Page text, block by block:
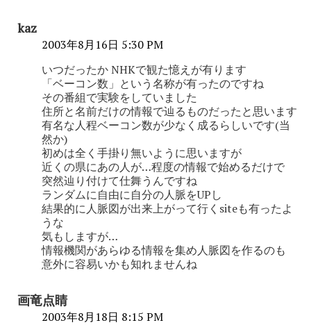
kaz
2003年8月16日 5:30 PM
いつだったか NHKで観た憶えが有ります
「ベーコン数」という名称が有ったのですね
その番組で実験をしていました
住所と名前だけの情報で辿るものだったと思います
有名な人程ベーコン数が少なく成るらしいです(当
然か)
初めは全く手掛り無いように思いますが
近くの県にあの人が…程度の情報で始めるだけで
突然辿り付けて仕舞うんですね
ランダムに自由に自分の人脈をUPし
結果的に人脈図が出来上がって行くsiteも有ったよ
うな
気もしますが…
情報機関があらゆる情報を集め人脈図を作るのも
意外に容易いかも知れませんね
画竜点睛
2003年8月18日 8:15 PM